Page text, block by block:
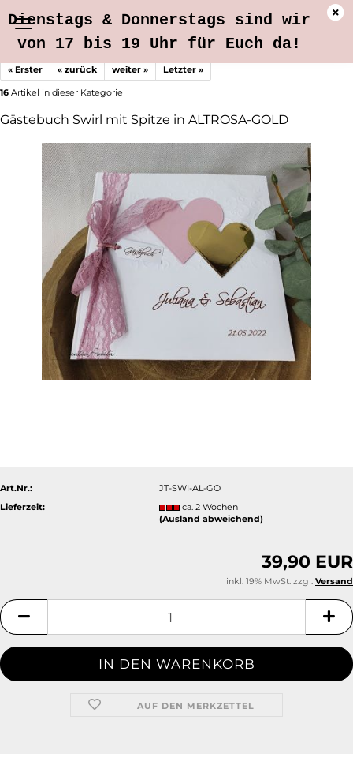
Dienstags & Donnerstags sind wir
von 17 bis 19 Uhr für Euch da!
« Erster « zurück weiter » Letzter »
16 Artikel in dieser Kategorie
Gästebuch Swirl mit Spitze in ALTROSA-GOLD
Art.Nr.:
JT-SWI-AL-GO
Lieferzeit:
ca. 2 Wochen
(Ausland abweichend)
39,90 EUR
inkl. 19% MwSt. zzgl. Versand
AUF DEN MERKZETTEL